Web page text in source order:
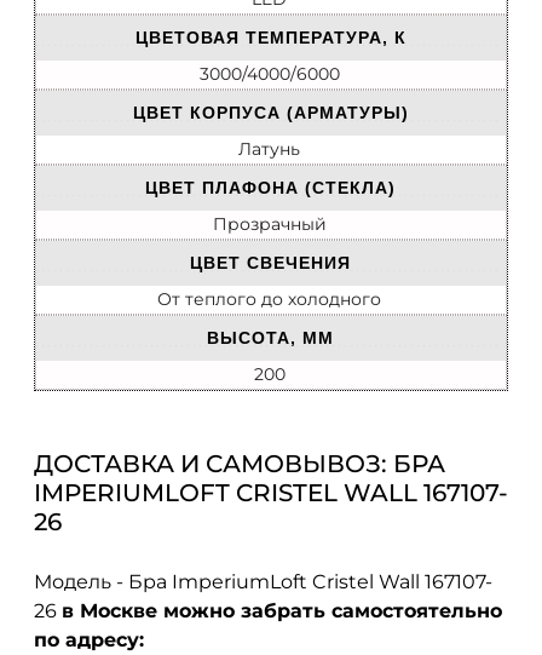
ЦВЕТОВАЯ ТЕМПЕРАТУРА, К
3000/4000/6000
ЦВЕТ КОРПУСА (АРМАТУРЫ)
Латунь
ЦВЕТ ПЛАФОНА (СТЕКЛА)
Прозрачный
ЦВЕТ СВЕЧЕНИЯ
От теплого до холодного
ВЫСОТА, ММ
200
ДОСТАВКА И САМОВЫВОЗ: БРА
IMPERIUMLOFT CRISTEL WALL 167107-
26
Модель - Бра ImperiumLoft Cristel Wall 167107-
26 в Москве можно забрать самостоятельно
по адресу: